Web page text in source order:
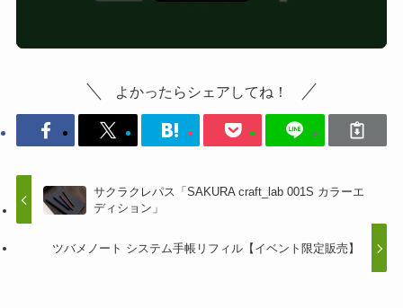
よかったらシェアしてね！
サクラクレパス「SAKURA craft_lab 001S カラーエ
ディション」
ツバメノート システム手帳リフィル【イベント限定販売】